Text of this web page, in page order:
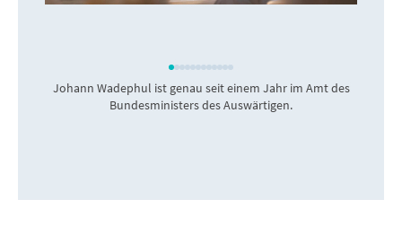
Johann Wadephul ist genau seit einem Jahr im Amt des
Bundesministers des Auswärtigen.